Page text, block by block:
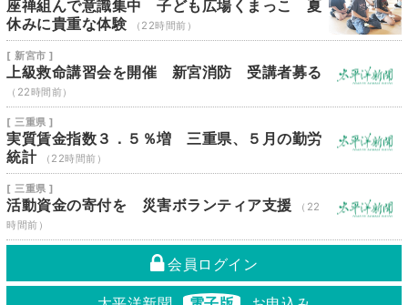
座禅組んで意識集中 子ども広場くまっこ 夏
休みに貴重な体験
（22時間前）
[ 新宮市 ]
上級救命講習会を開催 新宮消防 受講者募る
（22時間前）
[ 三重県 ]
実質賃金指数３．５％増 三重県、５月の勤労
統計
（22時間前）
[ 三重県 ]
活動資金の寄付を 災害ボランティア支援
（22
時間前）
会員ログイン